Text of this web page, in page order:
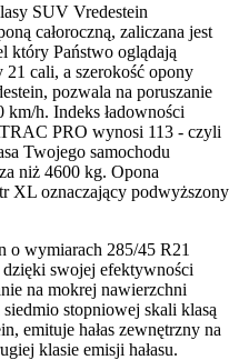
SUV Vredestein
całoroczną, zaliczana jest
który Państwo oglądają
21 cali, a szerokość opony
pozwala na poruszanie
km/h. Indeks ładowności
PRO wynosi 113 - czyli
Twojego samochodu
niż 4600 kg. Opona
XL oznaczający podwyższony
o wymiarach 285/45 R21
swojej efektywności
na mokrej nawierzchni
stopniowej skali klasą
emituje hałas zewnętrzny na
klasie emisji hałasu.